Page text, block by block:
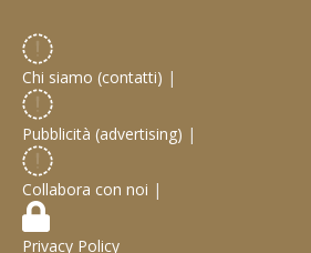
Chi siamo (contatti) |
Pubblicità (advertising) |
Collabora con noi |
Privacy Policy